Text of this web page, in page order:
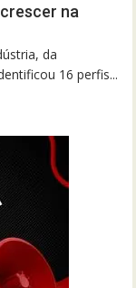
na
da
16 perfis...